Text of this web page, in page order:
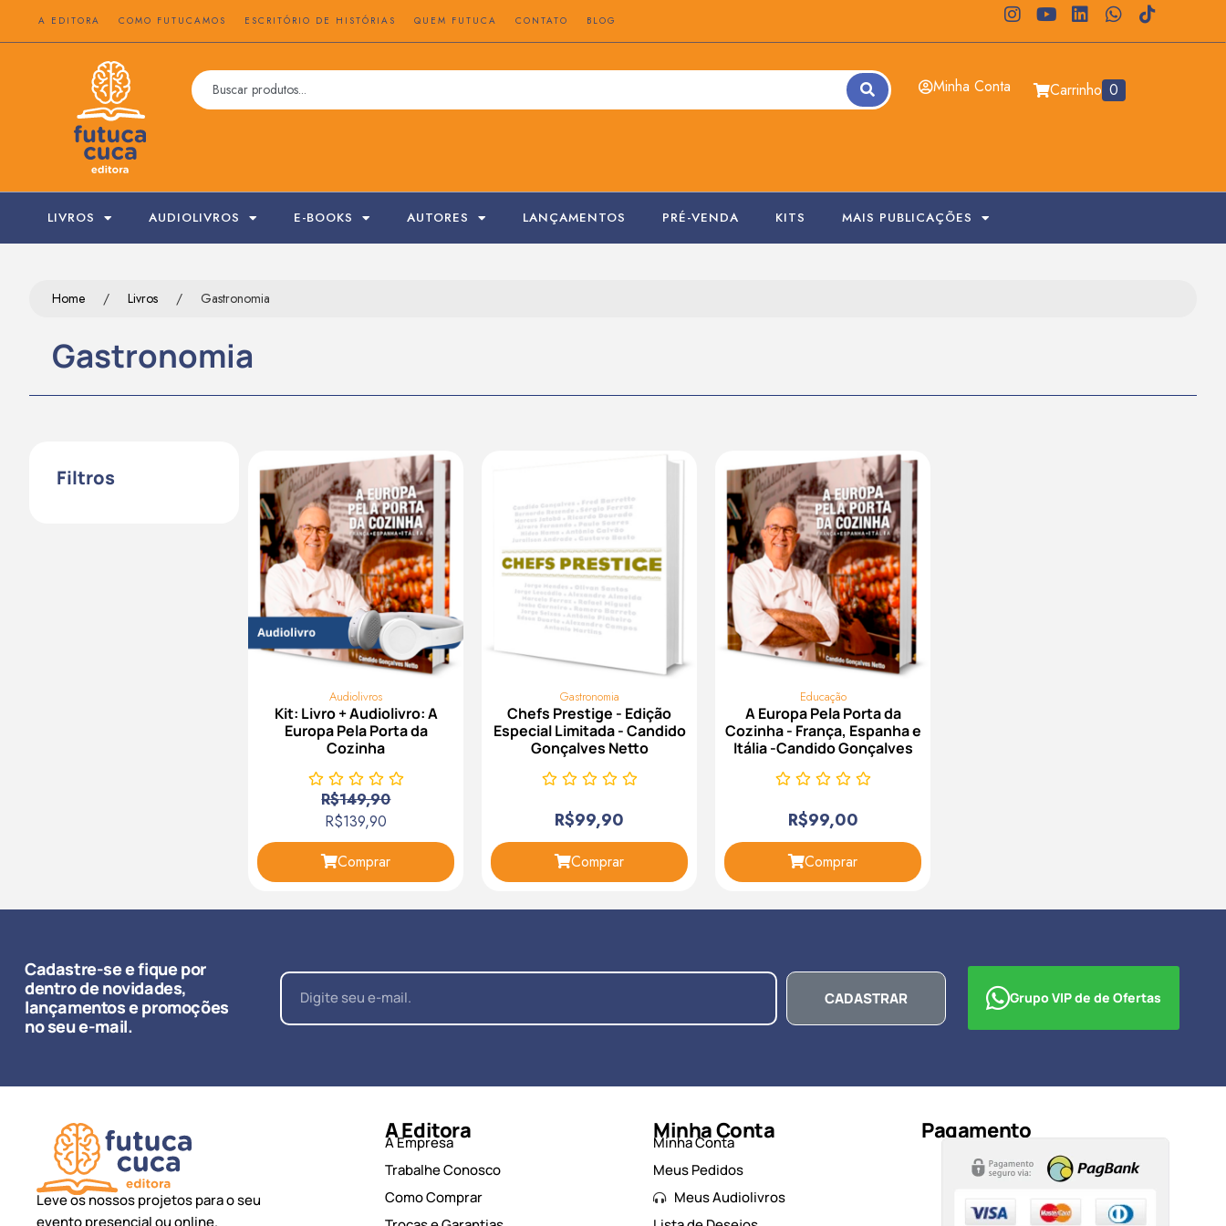
A EDITORA COMO FUTUCAMOS ESCRITÓRIO DE HISTÓRIAS QUEM FUTUCA CONTATO BLOG
Minha Conta Carrinho 0
LIVROS AUDIOLIVROS E-BOOKS AUTORES LANÇAMENTOS PRÉ-VENDA KITS MAIS PUBLICAÇÕES
Home / Livros / Gastronomia
Gastronomia
Filtros
Audiolivros
Kit: Livro + Audiolivro: A
Europa Pela Porta da
Cozinha
R$149,90
R$139,90
Comprar
Gastronomia
Chefs Prestige - Edição
Especial Limitada - Candido
Gonçalves Netto
R$99,90
Comprar
Educação
A Europa Pela Porta da
Cozinha - França, Espanha e
Itália -Candido Gonçalves
R$99,00
Comprar
Cadastre-se e fique por
dentro de novidades,
lançamentos e promoções
no seu e-mail.
CADASTRAR Grupo VIP de de Ofertas
Leve os nossos projetos para o seu
evento presencial ou online.
A Editora
A Empresa
Trabalhe Conosco
Como Comprar
Minha Conta
Minha Conta
Meus Pedidos
Meus Audiolivros
Pagamento